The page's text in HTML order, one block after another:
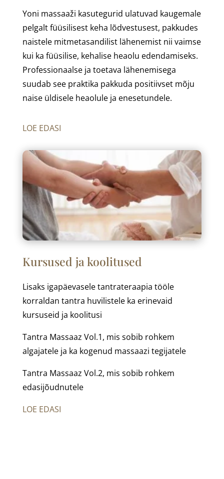
Yoni massaaži kasutegurid ulatuvad kaugemale
pelgalt füüsilisest keha lõdvestusest, pakkudes
naistele mitmetasandilist lähenemist nii vaimse
kui ka füüsilise, kehalise heaolu edendamiseks.
Professionaalse ja toetava lähenemisega
suudab see praktika pakkuda positiivset mõju
naise üldisele heaolule ja enesetundele.
LOE EDASI
Kursused ja koolitused
Lisaks igapäevasele tantrateraapia tööle
korraldan tantra huvilistele ka erinevaid
kursuseid ja koolitusi
Tantra Massaaz Vol.1, mis sobib rohkem
algajatele ja ka kogenud massaazi tegijatele
Tantra Massaaz Vol.2, mis sobib rohkem
edasijõudnutele
LOE EDASI